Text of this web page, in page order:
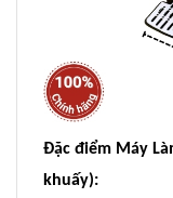
Đặc điểm Máy
khuấy):